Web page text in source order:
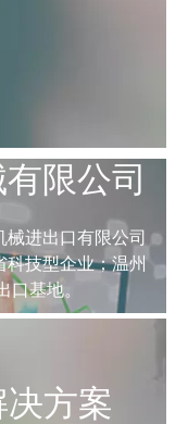
限公司
进出口有限公司
科技型企业；温州
基地。
方案